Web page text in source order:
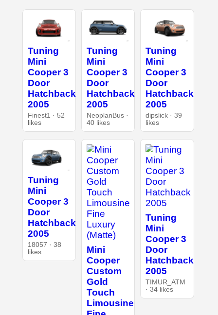
Tuning
Mini
Cooper 3
Door
Hatchback
2005
Finest1 · 52
likes
Tuning
Mini
Cooper 3
Door
Hatchback
2005
NeoplanBus ·
40 likes
Tuning
Mini
Cooper 3
Door
Hatchback
2005
dipslick · 39
likes
Tuning
Mini
Cooper 3
Door
Hatchback
2005
18057 · 38
likes
Mini
Cooper
Custom
Gold
Touch
Limousine
Tuning
Mini
Cooper 3
Door
Hatchback
2005
TIMUR_ATM
· 34 likes